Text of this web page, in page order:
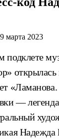
9 марта 2023
подклете
открылась
—
Надежда